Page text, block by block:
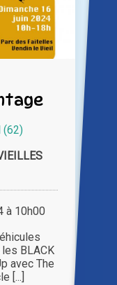
(62)
à 10h00
BLACK
avec The
[...]